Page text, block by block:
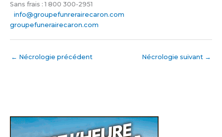
Sans frais : 1 800 300-2951
info@groupefunrerairecaron.com
groupefunerairecaron.com
← Nécrologie précédent Nécrologie suivant →